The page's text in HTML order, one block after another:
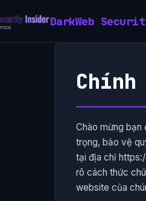
DarkWeb
Chính
Chào mừng bạn
trọng, bảo vệ
tại địa chỉ
rõ cách thức
website của